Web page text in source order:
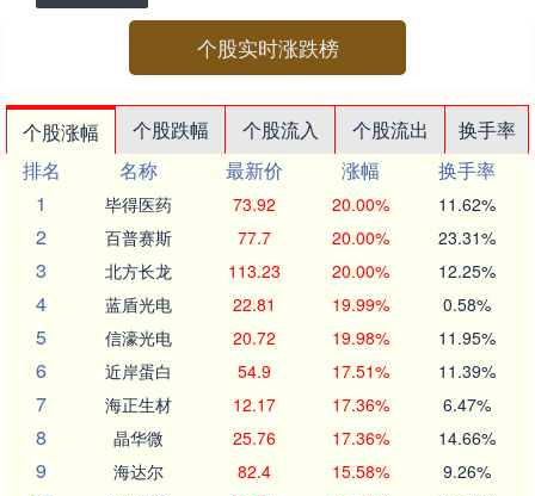
个股实时涨跌榜
个股涨幅 个股跌幅 个股流入 个股流出
换手率
排名
名称 最新价 涨幅
换手率
1
毕得医药 73.92 20.00% 11.62%
2 百普赛斯 77.7 20.00% 23.31%
3 北方长龙 113.23 20.00% 12.25%
4 蓝盾光电 22.81 19.99% 0.58%
5 信濠光电 20.72 19.98% 11.95%
6 近岸蛋白 54.9 17.51% 11.39%
7 海正生材 12.17 17.36% 6.47%
8 晶华微 25.76 17.36% 14.66%
9 海达尔 82.4 15.58% 9.26%